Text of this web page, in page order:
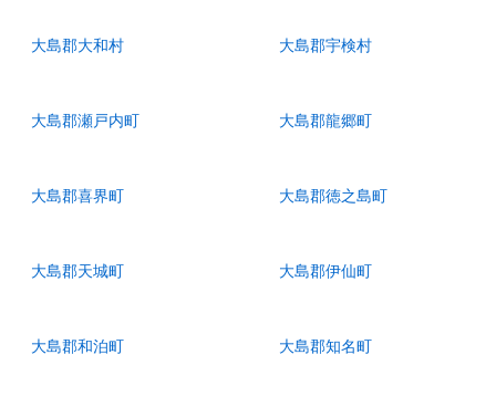
大島郡大和村 大島郡宇検村
大島郡瀬戸内町 大島郡龍郷町
大島郡喜界町 大島郡徳之島町
大島郡天城町 大島郡伊仙町
大島郡和泊町 大島郡知名町